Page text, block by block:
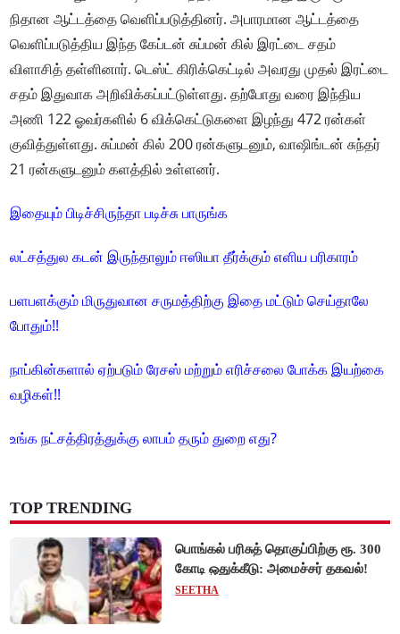
நிதான ஆட்டத்தை வெளிப்படுத்தினர். அபாரமான ஆட்டத்தை
வெளிப்படுத்திய இந்த கேப்டன் சுப்மன் கில் இரட்டை சதம்
விளாசித் தள்ளினார். டெஸ்ட் கிரிக்கெட்டில் அவரது முதல் இரட்டை
சதம் இதுவாக அறிவிக்கப்பட்டுள்ளது. தற்போது வரை இந்திய
அணி 122 ஓவர்களில் 6 விக்கெட்டுகளை இழந்து 472 ரன்கள்
குவித்துள்ளது. சுப்மன் கில் 200 ரன்களுடனும், வாஷிங்டன் சுந்தர்
21 ரன்களுடனும் களத்தில் உள்ளனர்.
இதையும் பிடிச்சிருந்தா படிச்சு பாருங்க
லட்சத்துல கடன் இருந்தாலும் ஈஸியா தீர்க்கும் எளிய பரிகாரம்
பளபளக்கும் மிருதுவான சருமத்திற்கு இதை மட்டும் செய்தாலே
போதும்!!
நாப்கின்களால் ஏற்படும் ரேசஸ் மற்றும் எரிச்சலை போக்க இயற்கை
வழிகள்!!
உங்க நட்சத்திரத்துக்கு லாபம் தரும் துறை எது?
TOP TRENDING
பொங்கல் பரிசுத் தொகுப்பிற்கு ரூ. 300
கோடி ஒதுக்கீடு: அமைச்சர் தகவல்!
SEETHA